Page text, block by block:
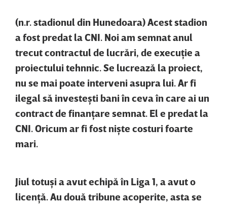
(n.r. stadionul din Hunedoara) Acest stadion
a fost predat la CNI. Noi am semnat anul
trecut contractul de lucrări, de execuţie a
proiectului tehnnic. Se lucrează la proiect,
nu se mai poate interveni asupra lui. Ar fi
ilegal să investeşti bani în ceva în care ai un
contract de finanţare semnat. El e predat la
CNI. Oricum ar fi fost nişte costuri foarte
mari.
Jiul totuşi a avut echipă în Liga 1, a avut o
licenţă. Au două tribune acoperite, asta se